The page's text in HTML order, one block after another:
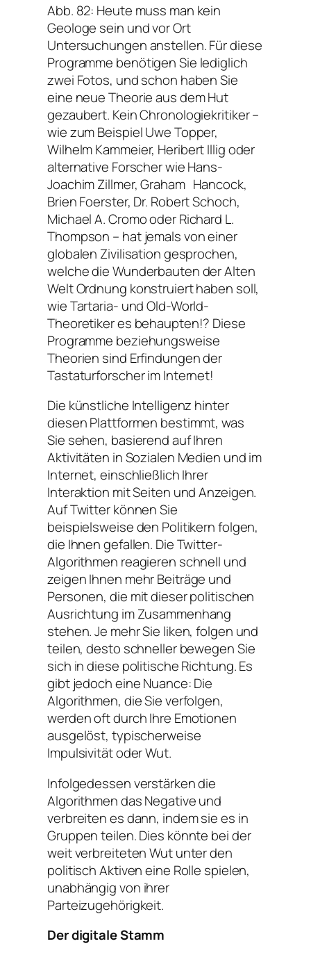
Abb. 82: Heute muss man kein
Geologe sein und vor Ort
Untersuchungen anstellen. Für diese
Programme benötigen Sie lediglich
zwei Fotos, und schon haben Sie
eine neue Theorie aus dem Hut
gezaubert. Kein Chronologiekritiker –
wie zum Beispiel Uwe Topper,
Wilhelm Kammeier, Heribert Illig oder
alternative Forscher wie Hans-
Joachim Zillmer, Graham Hancock,
Brien Foerster, Dr. Robert Schoch,
Michael A. Cromo oder Richard L.
Thompson – hat jemals von einer
globalen Zivilisation gesprochen,
welche die Wunderbauten der Alten
Welt Ordnung konstruiert haben soll,
wie Tartaria- und Old-World-
Theoretiker es behaupten!? Diese
Programme beziehungsweise
Theorien sind Erfindungen der
Tastaturforscher im Internet!
Die künstliche Intelligenz hinter
diesen Plattformen bestimmt, was
Sie sehen, basierend auf Ihren
Aktivitäten in Sozialen Medien und im
Internet, einschließlich Ihrer
Interaktion mit Seiten und Anzeigen.
Auf Twitter können Sie
beispielsweise den Politikern folgen,
die Ihnen gefallen. Die Twitter-
Algorithmen reagieren schnell und
zeigen Ihnen mehr Beiträge und
Personen, die mit dieser politischen
Ausrichtung im Zusammenhang
stehen. Je mehr Sie liken, folgen und
teilen, desto schneller bewegen Sie
sich in diese politische Richtung. Es
gibt jedoch eine Nuance: Die
Algorithmen, die Sie verfolgen,
werden oft durch Ihre Emotionen
ausgelöst, typischerweise
Impulsivität oder Wut.
Infolgedessen verstärken die
Algorithmen das Negative und
verbreiten es dann, indem sie es in
Gruppen teilen. Dies könnte bei der
weit verbreiteten Wut unter den
politisch Aktiven eine Rolle spielen,
unabhängig von ihrer
Parteizugehörigkeit.
Der digitale Stamm